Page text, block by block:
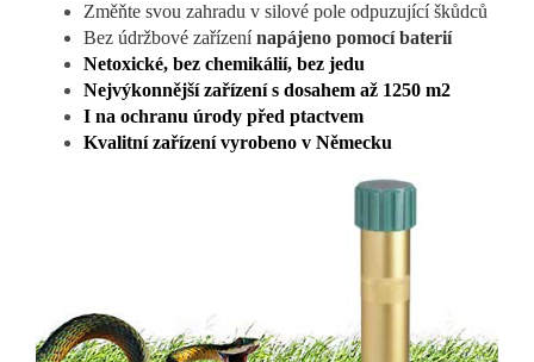
Změňte svou zahradu v silové pole odpuzující škůdců
Bez údržbové zařízenínapájeno pomocí baterií
Netoxické, bez chemikálií, bez jedu
Nejvýkonnější zařízení s dosahem až 1250 m2
I na ochranu úrody před ptactvem
Kvalitní zařízení vyrobeno v Německu